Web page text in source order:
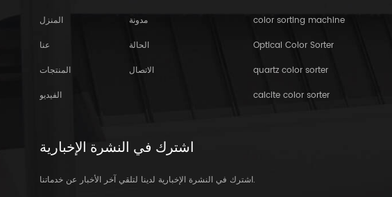
المنزل
عنا
المنتجات
الفيديو
مدونة
الحالة
الاتصال
color sorting machine
Optical Color Sorter
quartz color sorter
calcite color sorter
اشترك في النشرة الإخبارية
اشترك في النشرة الإخبارية لدينا لتلقي آخر الأخبار عن خدماتنا.